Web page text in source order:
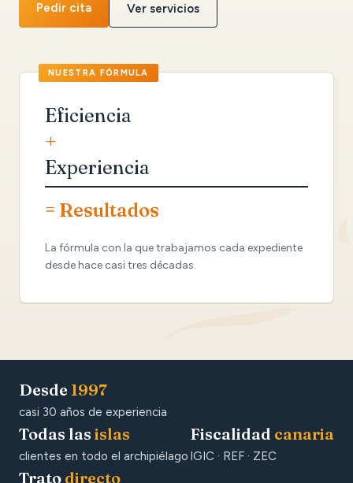
Pedir cita Ver servicios
Eficiencia
+
Experiencia
= Resultados
La fórmula con la que trabajamos cada expediente
desde hace casi tres décadas.
Desde 1997
casi 30 años de experiencia
Todas las islas
clientes en todo el archipiélago
Fiscalidad canaria
IGIC · REF · ZEC
Trato directo